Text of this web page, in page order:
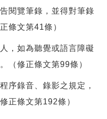
閱覽筆錄，並得對筆錄
條文第41條）
，如為聽覺或語言障礙
（修正條文第99條）
序錄音、錄影之規定，
正條文第192條）